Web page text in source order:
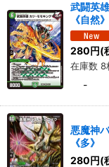
武闘英
《自然》
280円(
在庫数 8
-
悪魔神
《多》
280円(